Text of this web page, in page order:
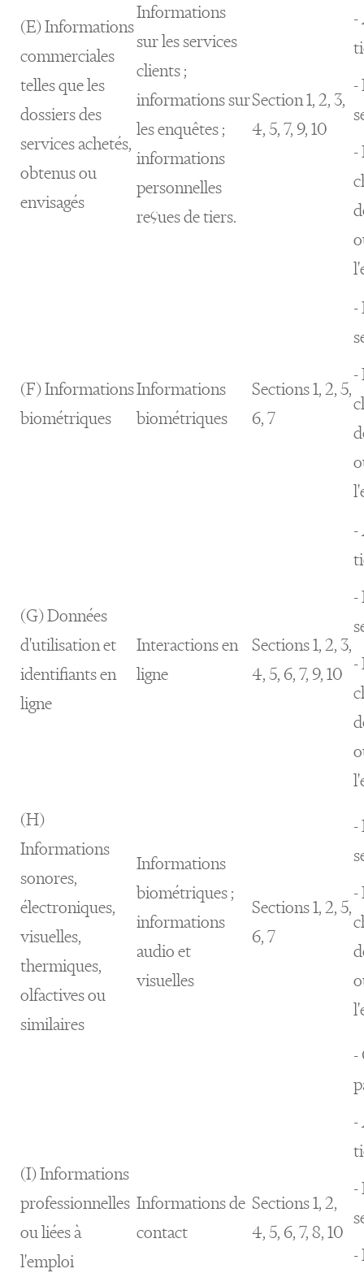
(E) Informations
commerciales
telles que les
dossiers des
services achetés,
obtenus ou
envisagés
Informations
sur les services
clients ;
informations sur
les enquêtes ;
informations
personnelles
reçues de tiers.
Section 1, 2, 3,
4, 5, 7, 9, 10
-
-
-
(F) Informations
biométriques
Informations
biométriques
Sections 1, 2, 5,
6, 7
-
-
(G) Données
d'utilisation et
identifiants en
ligne
Interactions en
ligne
Sections 1, 2, 3,
4, 5, 6, 7, 9, 10
-
-
-
(H)
Informations
sonores,
électroniques,
visuelles,
thermiques,
olfactives ou
similaires
Informations
biométriques ;
informations
audio et
visuelles
Sections 1, 2, 5,
6, 7
-
-
(I) Informations
professionnelles
ou liées à
l'emploi
Informations de
contact
Sections 1, 2,
4, 5, 6, 7, 8, 10
-
-
-
-